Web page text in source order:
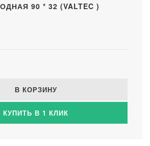
90 * 32 (VALTEC )
В КОРЗИНУ
КУПИТЬ В 1 КЛИК